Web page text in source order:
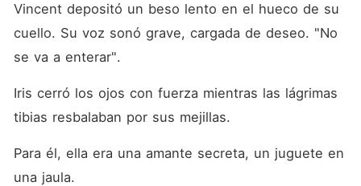
Vincent depositó un beso lento en el hueco de su
cuello. Su voz sonó grave, cargada de deseo. "No
se va a enterar".
Iris cerró los ojos con fuerza mientras las lágrimas
tibias resbalaban por sus mejillas.
Para él, ella era una amante secreta, un juguete en
una jaula.